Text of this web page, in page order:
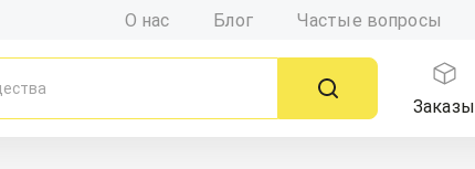
О нас Блог Частые вопросы
Заказы